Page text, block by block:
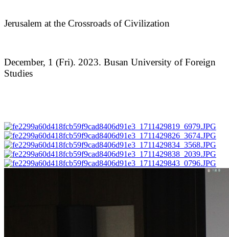
Jerusalem at the Crossroads of Civilization
December, 1 (Fri). 2023. Busan University of Foreign
Studies